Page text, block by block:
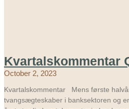
Kvartalskommentar
October 2, 2023
Kvartalskommentar Mens første
tvangsægteskaber i banksektoren og